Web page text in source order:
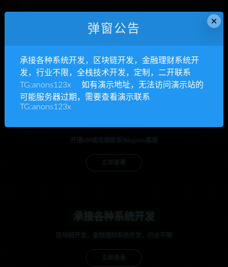
开通VIP或充值联系Telegram客服
承接各种系统开发
区块链开发，金融理财系统开发，行业不限
×
弹窗公告
承接各种系统开发，区块链开发，金融理财系统开
发，行业不限，全栈技术开发，定制，二开联系
TG:anons123x 如有演示地址，无法访问演示站的
可能服务器过期，需要查看演示联系
TG:anons123x